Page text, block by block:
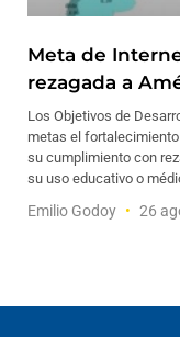
Meta de
rezagada a
Los Objetivos de
metas el
su cumplimiento con
su uso educativo o
Emilio Godoy 26